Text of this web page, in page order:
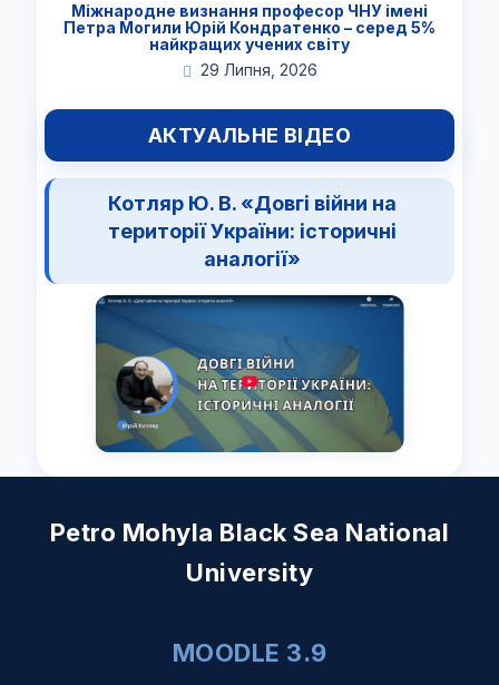
Міжнародне визнання професор ЧНУ імені
Петра Могили Юрій Кондратенко – серед 5%
найкращих учених світу
29 Липня, 2026
АКТУАЛЬНЕ ВІДЕО
Котляр Ю. В. «Довгі війни на
території України: історичні
аналогії»
Petro Mohyla Black Sea National
University
MOODLE 3.9